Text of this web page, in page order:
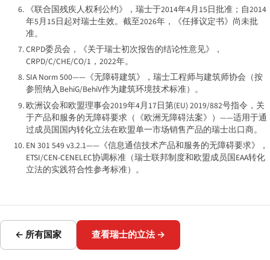
《联合国残疾人权利公约》，瑞士于2014年4月15日批准；自2014
年5月15日起对瑞士生效。截至2026年，《任择议定书》尚未批
准。
CRPD委员会，《关于瑞士初次报告的结论性意见》，
CRPD/C/CHE/CO/1，2022年。
SIA Norm 500——《无障碍建筑》，瑞士工程师与建筑师协会（按
参照纳入BehiG/BehiV作为建筑环境技术标准）。
欧洲议会和欧盟理事会2019年4月17日第(EU) 2019/882号指令，关
于产品和服务的无障碍要求（《欧洲无障碍法案》）——适用于通
过成员国国内转化立法在欧盟单一市场销售产品的瑞士出口商。
EN 301 549 v3.2.1——《信息通信技术产品和服务的无障碍要求》，
ETSI/CEN-CENELEC协调标准（瑞士联邦制度和欧盟成员国EAA转化
立法的实践符合性参考标准）。
← 所有国家 查看瑞士的立法 →